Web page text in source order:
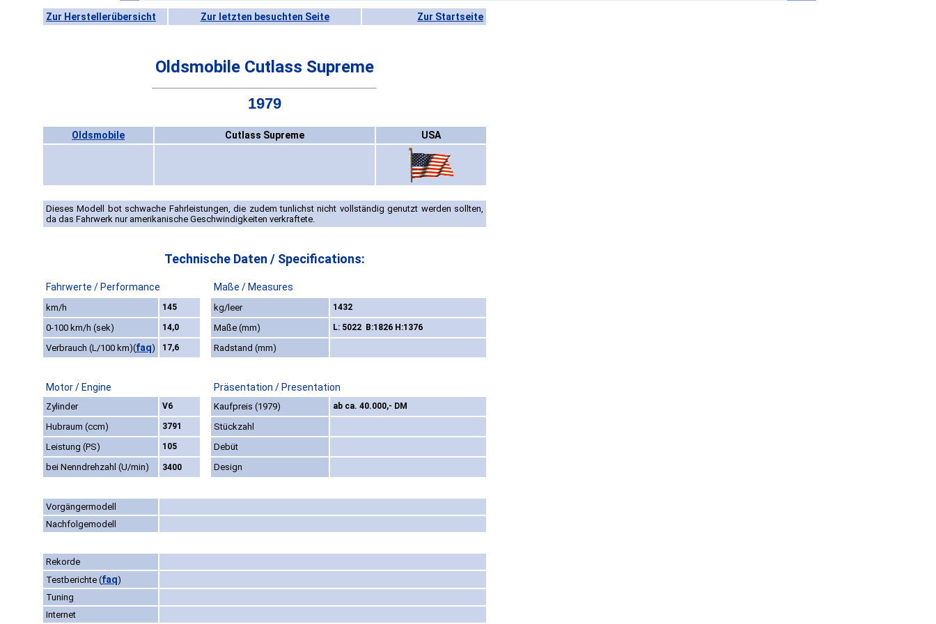
Zur Herstellerübersicht Zur letzten besuchten Seite Zur Startseite
Oldsmobile Cutlass Supreme
1979
Oldsmobile Cutlass Supreme USA
Dieses Modell bot schwache Fahrleistungen, die zudem tunlichst nicht vollständig genutzt werden sollten,
da das Fahrwerk nur amerikanische Geschwindigkeiten verkraftete.
Technische Daten / Specifications:
Fahrwerte / Performance Maße / Measures
km/h 145 kg/leer 1432
0-100 km/h (sek) 14,0 Maße (mm) L: 5022 B:1826 H:1376
Verbrauch (L/100 km)(faq) 17,6 Radstand (mm)
Motor / Engine Präsentation / Presentation
Zylinder V6 Kaufpreis (1979) ab ca. 40.000,- DM
Hubraum (ccm) 3791
Stückzahl
Leistung (PS)
105
Debüt
bei Nenndrehzahl (U/min)
3400 Design
Vorgängermodell
Nachfolgemodell
Rekorde
Testberichte (faq)
Tuning
Internet